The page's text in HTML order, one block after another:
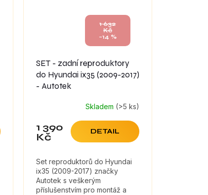
1 632
Kč
–14 %
SET - zadní reproduktory
do Hyundai ix35 (2009-2017)
- Autotek
Skladem (>5 ks)
1 390
Kč
DETAIL
Set reproduktorů do Hyundai
ix35 (2009-2017) značky
Autotek s veškerým
příslušenstvím pro montáž a